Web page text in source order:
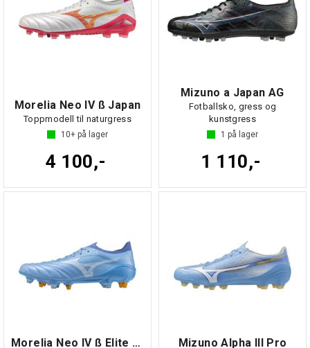
Morelia Neo IV ß Japan
Toppmodell til naturgress
10+ på lager
4 100,-
Mizuno a Japan AG
Fotballsko, gress og
kunstgress
1 på lager
1 110,-
Morelia Neo IV ß Elite MIX Mizuno Alpha III Pro